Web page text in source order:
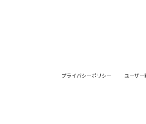
プライバシーポリシー
ユーザー